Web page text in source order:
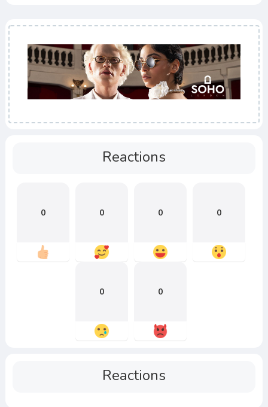
Reactions
0 0 0 0
0 0
Reactions